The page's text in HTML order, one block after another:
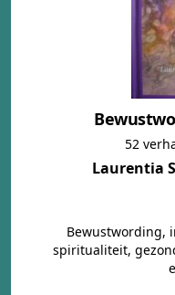
52
Laurentia
Bewustwording,
spiritualiteit,